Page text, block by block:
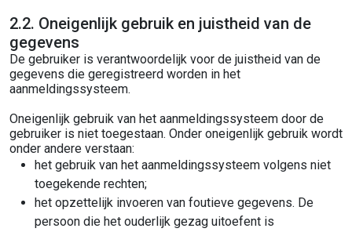
2.2. Oneigenlijk gebruik en juistheid van de
gegevens
De gebruiker is verantwoordelijk voor de juistheid van de
gegevens die geregistreerd worden in het
aanmeldingssysteem.
Oneigenlijk gebruik van het aanmeldingssysteem door de
gebruiker is niet toegestaan. Onder oneigenlijk gebruik wordt
onder andere verstaan:
het gebruik van het aanmeldingssysteem volgens niet
toegekende rechten;
het opzettelijk invoeren van foutieve gegevens. De
persoon die het ouderlijk gezag uitoefent is